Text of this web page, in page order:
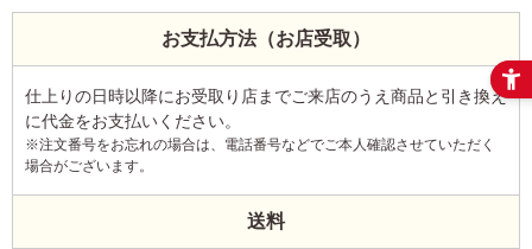
お支払方法（お店受取）
仕上りの日時以降にお受取り店までご来店のうえ商品と引き換え
に代金をお支払いください。
※注文番号をお忘れの場合は、電話番号などでご本人確認させていただく
場合がございます。
送料